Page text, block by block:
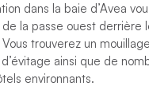
dans la baie d’Avea
de la passe ouest derrière
Vous trouverez un
d’évitage ainsi que de
environnants.